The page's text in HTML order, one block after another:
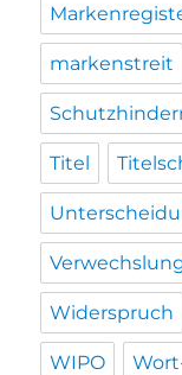
markenstreit
Titel
Widerspruch
WIPO